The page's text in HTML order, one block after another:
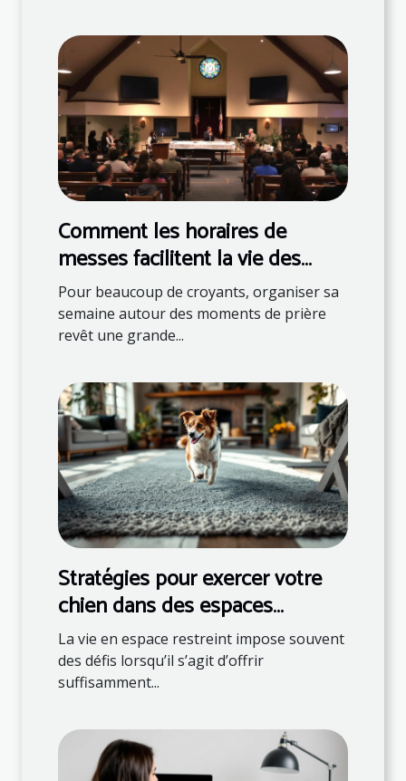
Comment les horaires de
messes facilitent la vie des
fidèles ?
Pour beaucoup de croyants, organiser sa
semaine autour des moments de prière
revêt une grande...
Stratégies pour exercer votre
chien dans des espaces
restreints
La vie en espace restreint impose souvent
des défis lorsqu’il s’agit d’offrir
suffisamment...